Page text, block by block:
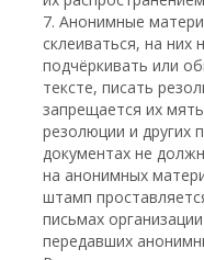
7. Анонимные
склеиваться, на них
подчёркивать или
тексте, писать
запрещается их
резолюции и других
документах не
на анонимных
штамп
письмах
передавших